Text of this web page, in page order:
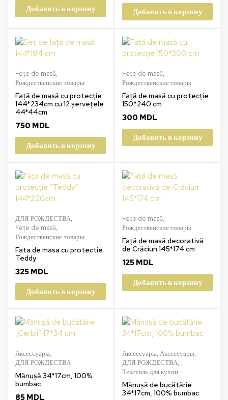
Добавить в корзину
Добавить в корзину
Fețe de masă,
Рождественские товары
Față de masă cu protecție
144*234cm cu 12 șervețele
44*44cm
750 MDL
Добавить в корзину
Fețe de masă,
Рождественские товары
Față de masă cu protecție
150*240 cm
300 MDL
Добавить в корзину
ДЛЯ РОЖДЕСТВА,
Fețe de masă,
Рождественские товары
Fata de masa cu protectie
Teddy
325 MDL
Добавить в корзину
Fețe de masă,
Рождественские товары
Față de masă decorativă
de Crăciun 145*174 cm
125 MDL
Добавить в корзину
Аксессуары,
ДЛЯ РОЖДЕСТВА
Mănușă 34*17cm, 100%
bumbac
85 MDL
Аксессуары, Аксессуары,
ДЛЯ РОЖДЕСТВА,
Текстиль для кухни
Mănușă de bucătărie
34*17cm, 100% bumbac